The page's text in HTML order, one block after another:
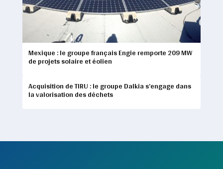
Mexique : le groupe français Engie remporte 209 MW
de projets solaire et éolien
Acquisition de TIRU : le groupe Dalkia s’engage dans
la valorisation des déchets